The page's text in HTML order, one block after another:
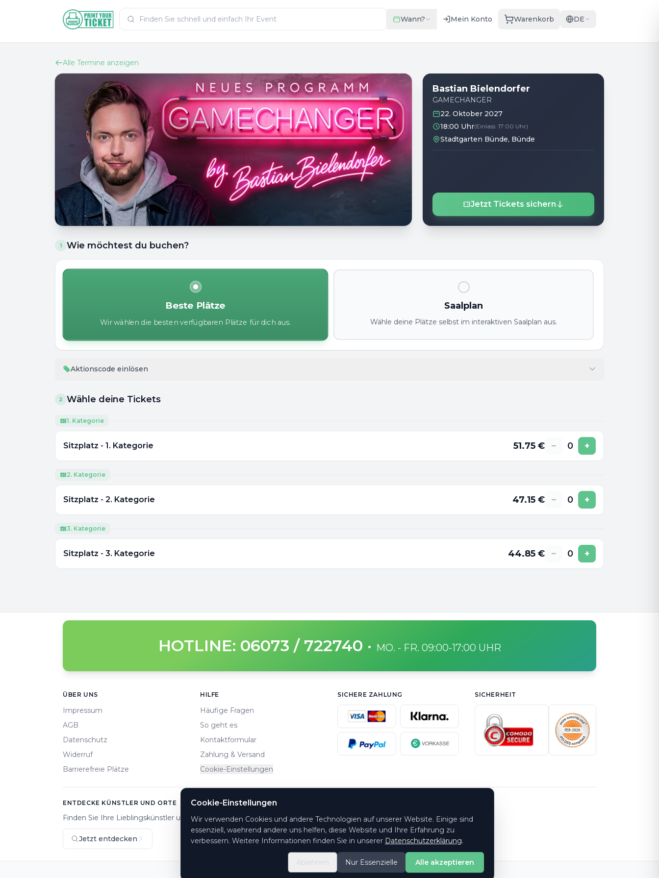
Zum HauptinhaltPrintYourTicket
Wann? Mein Konto Warenkorb DE
Alle Termine anzeigen
Bastian Bielendorfer
GAMECHANGER
22. Oktober 2027
18:00 Uhr(Einlass:17:00 Uhr)
Stadtgarten Bünde, Bünde
Jetzt Tickets sichern
1 Wie möchtest du buchen?
Beste Plätze
Wir wählen die besten verfügbaren Plätze für dich aus.
Saalplan
Wähle deine Plätze selbst im interaktiven Saalplan aus.
Aktionscode einlösen
2 Wähle deine Tickets
1. Kategorie
Sitzplatz - 1. Kategorie 51.75 € − 0 +
2. Kategorie
Sitzplatz - 2. Kategorie 47.15 € − 0 +
3. Kategorie
Sitzplatz - 3. Kategorie 44.85 € − 0 +
HOTLINE: 06073 / 722740 · MO. - FR. 09:00-17:00 UHR
ÜBER UNS
Impressum
AGB
Datenschutz
Widerruf
Barrierefreie Plätze
HILFE
Häufige Fragen
So geht es
Kontaktformular
Zahlung & Versand
Cookie-Einstellungen
SICHERE ZAHLUNG SICHERHEIT
ENTDECKE KÜNSTLER UND ORTE
Finden Sie Ihre Lieblingskünstler und Veranstaltungsorte.
Jetzt entdecken
© 2026 PrintYourTicket GmbH - Alle Rechte vorbehalten
Cookie-Einstellungen
Wir verwenden Cookies und andere Technologien auf unserer Website. Einige sind
essenziell, waehrend andere uns helfen, diese Website und Ihre Erfahrung zu
verbessern. Weitere Informationen finden Sie in unserer Datenschutzerklärung.
Ablehnen Nur Essenzielle Alle akzeptieren